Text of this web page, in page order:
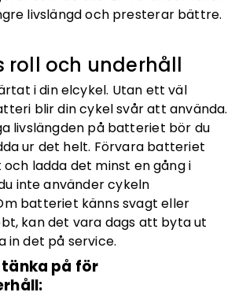
livslängd och presterar bättre.
roll och underhåll
i din elcykel. Utan ett väl
blir din cykel svår att använda.
livslängden på batteriet bör du
ur det helt. Förvara batteriet
ladda det minst en gång i
inte använder cykeln
batteriet känns svagt eller
kan det vara dags att byta ut
in det på service.
på för